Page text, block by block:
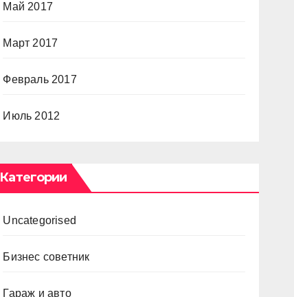
Май 2017
Март 2017
Февраль 2017
Июль 2012
Категории
Uncategorised
Бизнес советник
Гараж и авто